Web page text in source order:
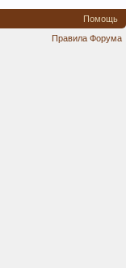
Помощь
Правила Форума